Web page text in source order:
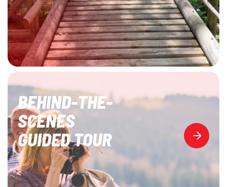
BEHIND-THE-
SCENES
GUIDED TOUR